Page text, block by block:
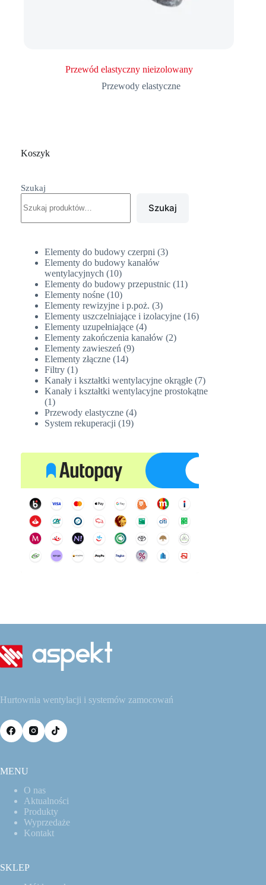
Przewód elastyczny nieizolowany
Przewody elastyczne
Koszyk
Szukaj
Szukaj
Elementy do budowy czerpni 33
Elementy do budowy kanałów
wentylacyjnych
1010
produktów
Elementy do budowy przepustnic 1111
Elementy nośne 1010
produktów
Elementy rewizyjne i p.poż. 33
produkty
Elementy uszczelniające i izolacyjne 1616
Elementy uzupełniające 44
produkty
Elementy zakończenia kanałów 22
Elementy zawieszeń 99
Elementy złączne 1414
Filtry 11
produkt
Kanały i kształtki wentylacyjne okrągłe 77
produktów
Kanały i kształtki wentylacyjne prostokątne
11
produkt
Przewody elastyczne 44
produkty
System rekuperacji 1919
Hurtownia wentylacji i systemów zamocowań
MENU
O nas
Aktualności
Produkty
Wyprzedaże
Kontakt
SKLEP